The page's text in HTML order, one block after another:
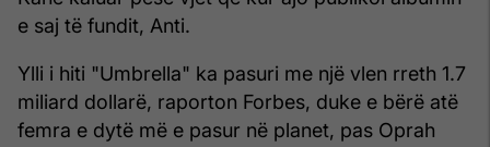
e saj të fundit, Anti.
Ylli i hiti "Umbrella" ka pasuri me një vlen rreth 1.7
miliard dollarë, raporton Forbes, duke e bërë atë
femra e dytë më e pasur në planet, pas Oprah